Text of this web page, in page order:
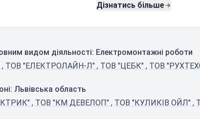
Дізнатись більше
видом діяльності: Електромонтажні роботи
, ТОВ "ЕЛЕКТРОЛАЙН-Л" , ТОВ "ЦЕБК" , ТОВ
Львівська область
, ТОВ "КМ ДЕВЕЛОП" , ТОВ "КУЛИКІВ ОЙЛ" ,